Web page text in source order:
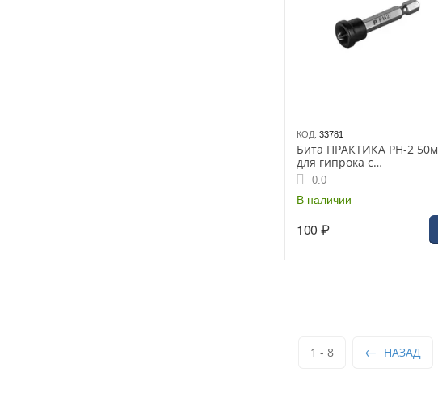
КОД: 33781
Бита ПРАКТИКА PH-2
для гипрока с
ограничителем (648-373)
Профи
0.0
В наличии
100 ₽
1 - 8 НАЗАД